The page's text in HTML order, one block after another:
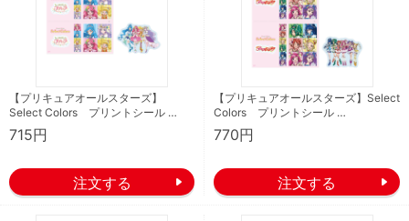
【プリキュアオールスターズ】
Select Colors プリントシール …
715円
【プリキュアオールスターズ】Select
Colors プリントシール …
770円